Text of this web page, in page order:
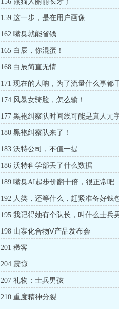
159 这一步，是在用户画像
162 嘴臭就能省钱
165 白辰，你混蛋！
168 白辰简直无情
171 现在的人呐，为了流量什么事都
174 风暴女骑脸，怎么输！
177 黑袍纠察队时间线可能是真人元
180 黑袍纠察队来了！
183 沃特公司，不值一提
186 沃特科学部丢了什么数据
189 嘴臭AI起步价翻十倍，很正常吧
192 人类，还等什么，赶紧准备好钱
195 我记得她有个队长，叫什么士兵
198 山寨化合物Ⅴ产品发布会
201 稀客
204 震惊
207 礼物：士兵男孩
210 重度精神分裂